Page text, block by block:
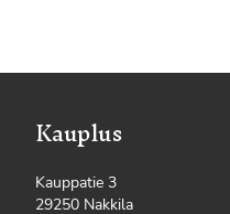
Kauplus
Kauppatie 3
29250 Nakkila